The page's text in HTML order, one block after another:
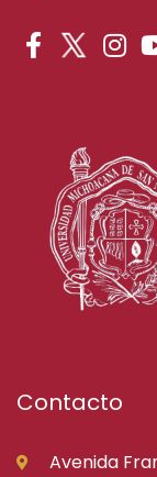
Contacto
Avenida